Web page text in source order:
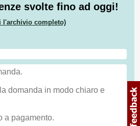
svolte fino ad oggi!
l'archivio completo)